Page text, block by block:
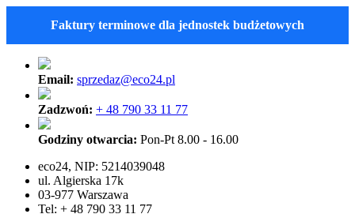
Faktury terminowe dla jednostek budżetowych
Email: sprzedaz@eco24.pl
Zadzwoń: + 48 790 33 11 77
Godziny otwarcia: Pon-Pt 8.00 - 16.00
eco24, NIP: 5214039048
ul. Algierska 17k
03-977 Warszawa
Tel: + 48 790 33 11 77